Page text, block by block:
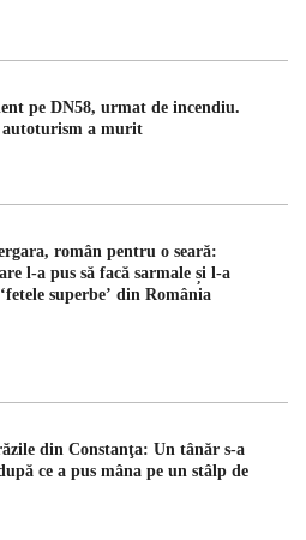
pe DN58, urmat de incendiu.
a murit
român pentru o seară:
l-a pus să facă sarmale și l-a
superbe’ din România
din Constanţa: Un tânăr s-a
ce a pus mâna pe un stâlp de